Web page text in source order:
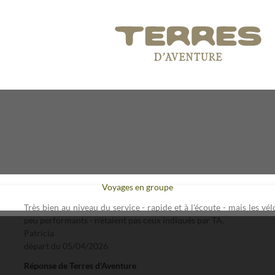
Voyages en groupe
Très bien au niveau du service - rapide et à l'écoute - mais les
Réponse de Terres d'Aventure